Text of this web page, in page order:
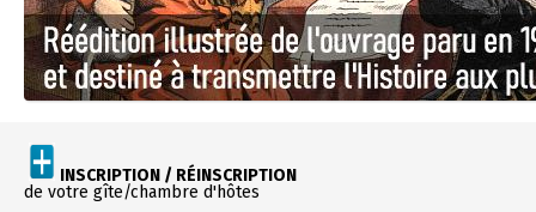
INSCRIPTION / RÉINSCRIPTION
de votre gîte/chambre d'hôtes